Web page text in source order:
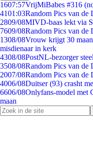
1607:57VrijMiBabes #316
4101:03Random Pics van de
2809/08MIVD-baas lekt via
7609/08Random Pics van de
1308/08Vrouw krijgt 30
misdienaar in kerk
4308/08PostNL-bezorger
3508/08Random Pics van de
2007/08Random Pics van de
4006/08Duitser (93) crasht
6606/08Onlyfans-model met
maan